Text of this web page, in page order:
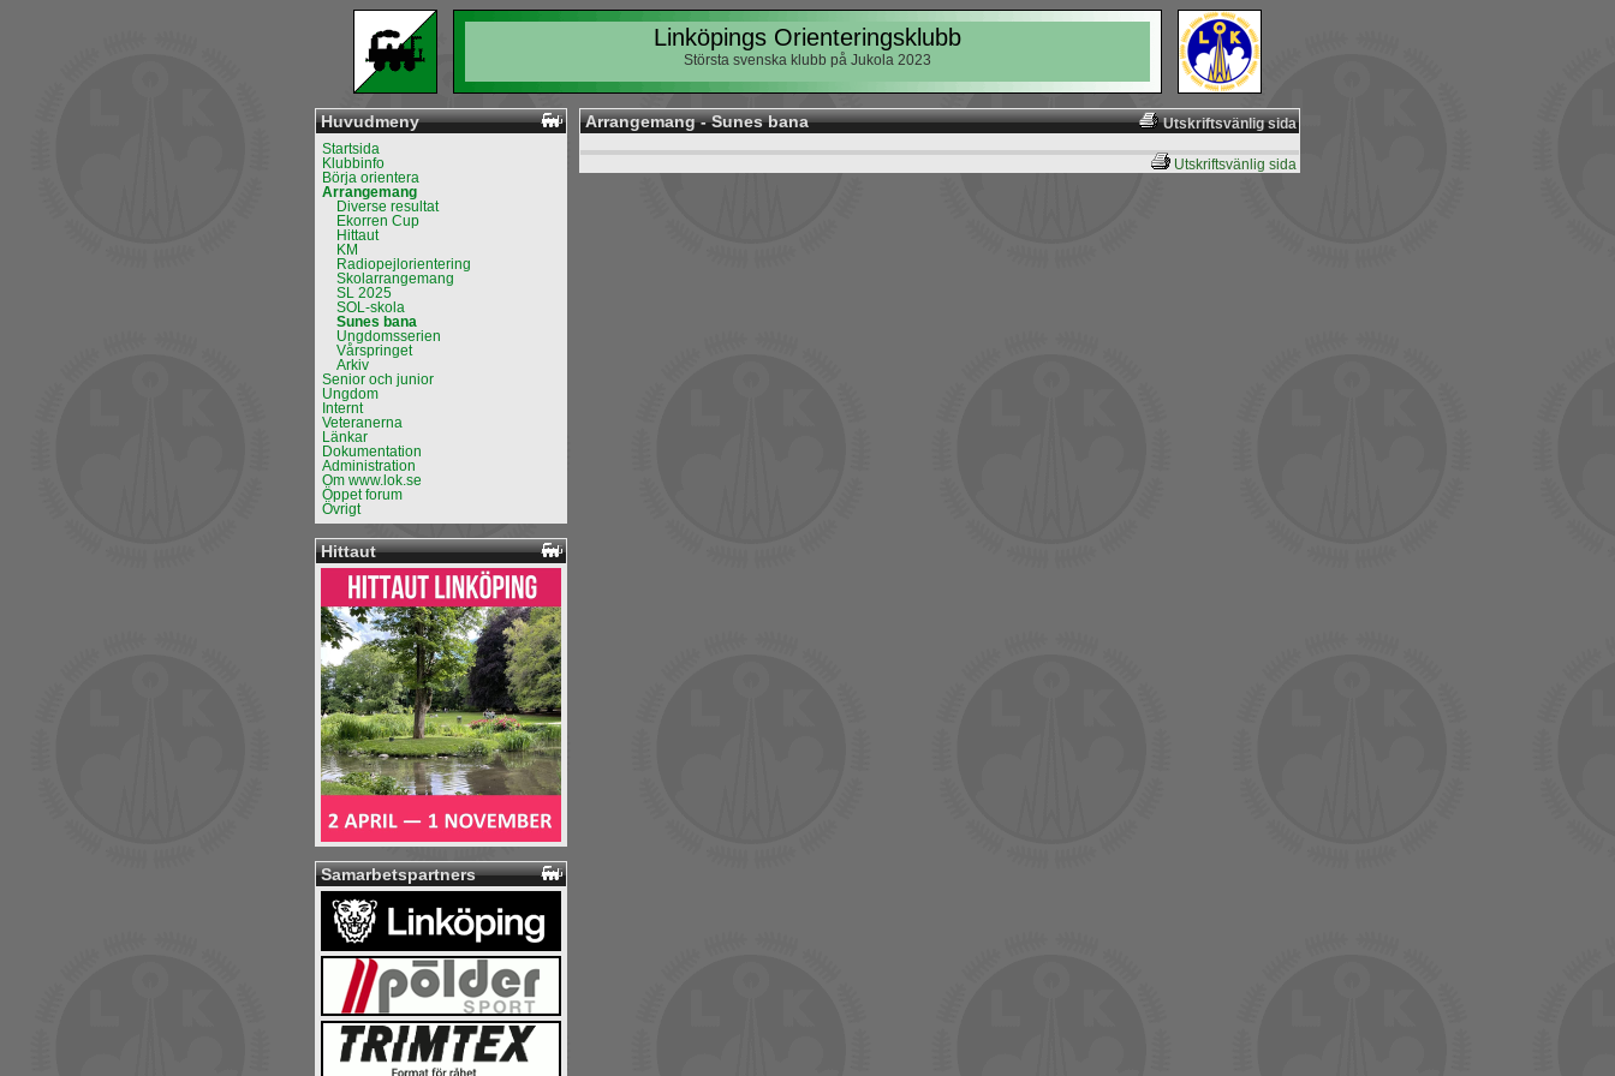
Linköpings Orienteringsklubb
Största svenska klubb på Jukola 2023
Huvudmeny
Startsida
Klubbinfo
Börja orientera
Arrangemang
Diverse resultat
Ekorren Cup
Hittaut
KM
Radiopejlorientering
Skolarrangemang
SL 2025
SOL-skola
Sunes bana
Ungdomsserien
Vårspringet
Arkiv
Senior och junior
Ungdom
Internt
Veteranerna
Länkar
Dokumentation
Administration
Om www.lok.se
Öppet forum
Övrigt
Hittaut
Samarbetspartners
Utskriftsvänlig sida
Arrangemang - Sunes bana
Utskriftsvänlig sida